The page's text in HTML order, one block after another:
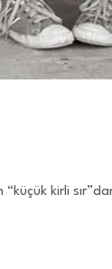
kirli